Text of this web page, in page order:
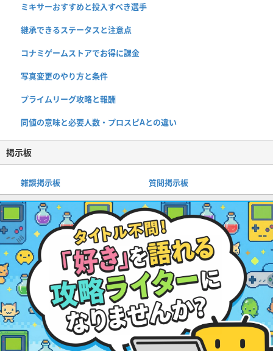
ミキサーおすすめと投入すべき選手
継承できるステータスと注意点
コナミゲームストアでお得に課金
写真変更のやり方と条件
プライムリーグ攻略と報酬
同値の意味と必要人数・プロスピAとの違い
掲示板
雑談掲示板 質問掲示板